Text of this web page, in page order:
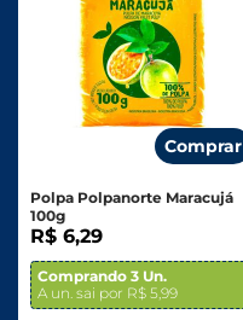
Comprar
Polpa Polpanorte Maracujá
100g
R$ 6,29
Comprando 3 Un.
A un. sai por R$ 5,99